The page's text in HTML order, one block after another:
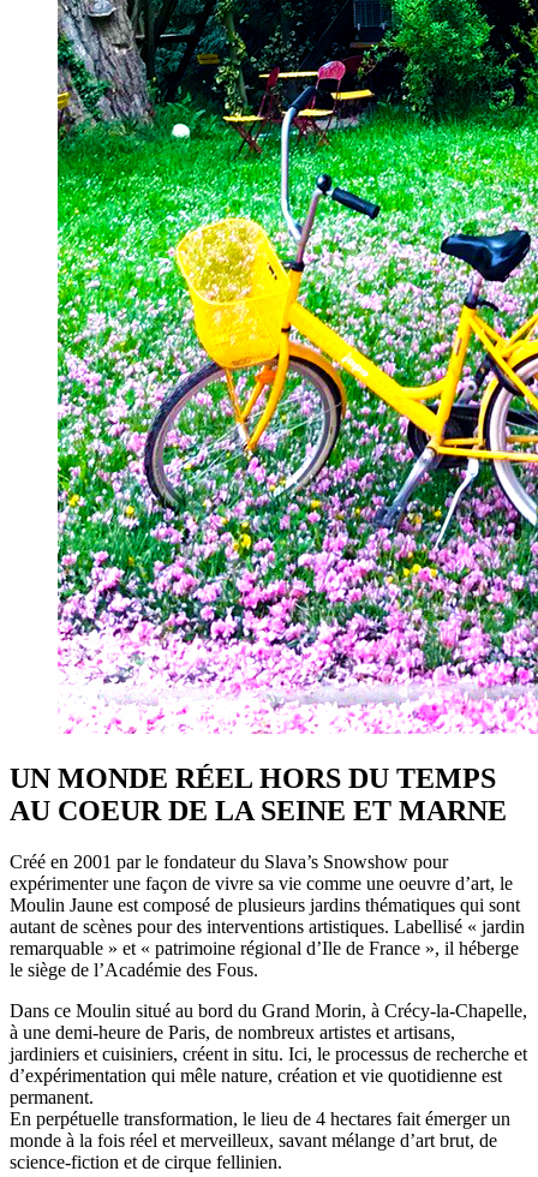
UN MONDE RÉEL HORS DU TEMPS
AU COEUR DE LA SEINE ET MARNE
Créé en 2001 par le fondateur du Slava’s Snowshow pour
expérimenter une façon de vivre sa vie comme une oeuvre d’art, le
Moulin Jaune est composé de plusieurs jardins thématiques qui sont
autant de scènes pour des interventions artistiques. Labellisé « jardin
remarquable » et « patrimoine régional d’Ile de France », il héberge
le siège de l’Académie des Fous.
Dans ce Moulin situé au bord du Grand Morin, à Crécy-la-Chapelle,
à une demi-heure de Paris, de nombreux artistes et artisans,
jardiniers et cuisiniers, créent in situ. Ici, le processus de recherche et
d’expérimentation qui mêle nature, création et vie quotidienne est
permanent.
En perpétuelle transformation, le lieu de 4 hectares fait émerger un
monde à la fois réel et merveilleux, savant mélange d’art brut, de
science-fiction et de cirque fellinien.